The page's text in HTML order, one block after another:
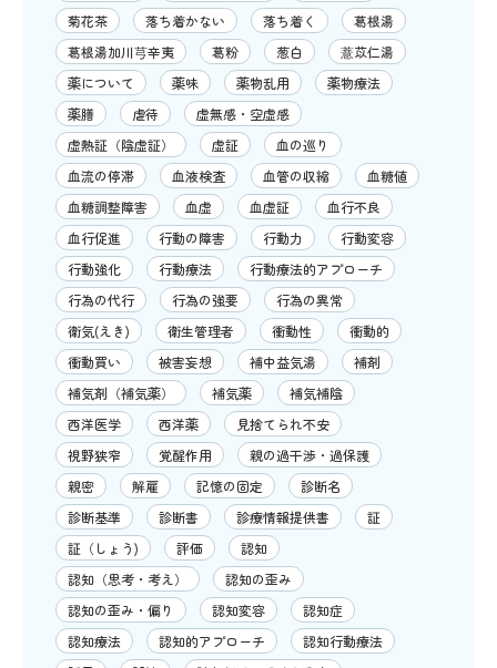
菊花茶
落ち着かない 落ち着く
葛根湯
葛根湯加川芎辛夷
葛粉 葱白
薏苡仁湯
薬について
薬味 薬物乱用
薬物療法
薬膳
虐待
虚無感・空虚感
虚熱証（陰虚証）
虚証
血の巡り
血流の停滞
血液検査 血管の収縮
血糖値
血糖調整障害
血虚 血虚証
血行不良
血行促進
行動の障害 行動力
行動変容
行動強化
行動療法
行動療法的アプローチ
行為の代行
行為の強要
行為の異常
衛気(えき)
衛生管理者 衝動性
衝動的
衝動買い
被害妄想 補中益気湯
補剤
補気剤（補気薬）
補気薬
補気補陰
西洋医学
西洋薬
見捨てられ不安
視野狭窄
覚醒作用
親の過干渉・過保護
親密
解雇 記憶の固定
診断名
診断基準
診断書 診療情報提供書
証
証（しょう)
評価
認知
認知（思考・考え）
認知の歪み
認知の歪み・偏り
認知変容
認知症
認知療法
認知的アプローチ
認知行動療法